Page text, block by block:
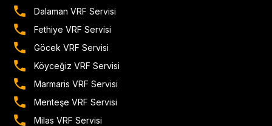
Dalaman VRF Servisi
Fethiye VRF Servisi
Göcek VRF Servisi
Köyceğiz VRF Servisi
Marmaris VRF Servisi
Menteşe VRF Servisi
Milas VRF Servisi